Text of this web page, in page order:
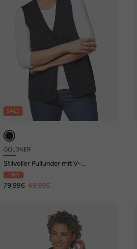
SALE
GOLDNER
Stilvoller Pullunder mit V-
Ausschnitt
- 38%
79,99€ 49,99€